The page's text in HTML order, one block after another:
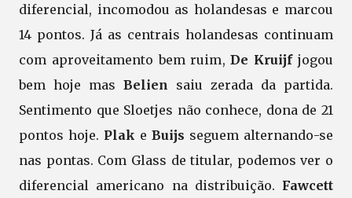
diferencial, incomodou as holandesas e marcou
14 pontos. Já as centrais holandesas continuam
com aproveitamento bem ruim,De Kruijfjogou
bem hoje mas Belien saiu zerada da partida.
Sentimento que Sloetjes não conhece, dona de 21
pontos hoje. Plak e Buijs seguem alternando-se
nas pontas. Com Glass de titular, podemos ver o
diferencial americano na distribuição. Fawcett